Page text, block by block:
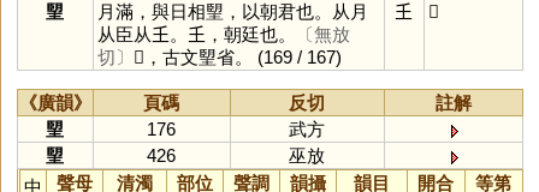
朢
月滿，與日相朢，以朝君也。从月
从臣从𡈼。𡈼，朝廷也。
〔無放
切〕
𦣠，古文朢省。 (169 / 167)
𡈼 𦣠
《廣韻》 頁碼 反切
註解
朢
176
武方
朢
426
巫放
中
聲母 清濁 部位 聲調 韻攝 韻目 開合
等第